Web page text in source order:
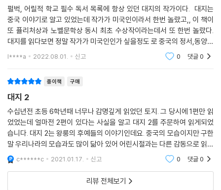
렌화는 가진 거라곤 오직 자신의 아름다움뿐인 무능한 여자로, 성내 찻집
에 있던 그녀를 왕룽이 둘째부인으로 맞아들인다. 왕룽은 한때 렌화의 미
모에 홀려 재산이고 가족이고 다 제쳐놓고 그녀에게 매달리지만, 곧 자신
의 어리석음을 깨닫고 본모습을 찾는다. 셋째 부인 리화는 작가 펄 벅이 가
장 많은 애정을 기울이고 있는 인물이다. 그녀는 인정 많은 여자이다. 흉년
의 사랑을 받는다. 왕룽이 죽은 뒤엔 그가 남겨 놓은 백치 딸과 곱사등이인
〈대지〉의 시대적 배경은 신해혁명에서 국민당이 정권을 잡기까지의 시기
이다. 작가는 시대적 배경은 거의 언급하지 않고 주인공 왕룽을 중심으로
이야기를 진행시켜 간다. 왕룽의 고향도 그저 중국 북쪽 어느 시골이라고
만 밝히고 있다. 그러나 우리는 이 이야기를 읽어 나가는 동안 중국의 ‘대
지’ 그 자체가 주인공이라는 확신을 갖게 된다. 때와 장소를 초월하여 중국
이라는 드넓은 대지의 이미지가 선명하게 부각되어 있다. 이것은 펄 벅이
아니고는 쓸 수 없는 이야기이다. 서양인으로서 그녀만큼 중국의 내면과
펄벅, 어릴적 학교 필수 독서 목록에 항상 있던 대지의 작가이다. 대지는
중국 이야기로 알고 있었는데 작가가 미국인이라서 한번 놀랐고,, 이 책이
또 퓰리처상과 노벨문학상 동시 최초 수상작이라는데서 또 한번 놀랐다.
대지를 읽다보면 정말 작가가 미국인인가 싶을정도 로 중국의 정서,동양의
정서와 생활을 너무나 잘 알고 있어서 펄벅의 생애를 따로 찾아 보지 않을
l****a 2022.08.01. 신고 0 댓글0
종이책 구매
대지 2
수십년전 초등 6학년때 너무나 감명깊게 읽었던 토지. 그 당시에 1편만 읽
었었는데 얼마전 2편이 있다는 사실을 알고 대지 2를 주문하여 읽게되었
습니다. 대지 2는 왕룽의 후예들의 이야기인데요. 중국의 모습이지만 구한
말 우리나라의 모습과도 많이 닮아 있어 어린시절과는 다른 감동으로 읽게
되었어요. 내용이 많은 편이지만 책을 좋아하는 중학생 이상 아이도 읽기
좋습니다.
c******c 2021.01.17. 신고 0 댓글0
리뷰 전체보기